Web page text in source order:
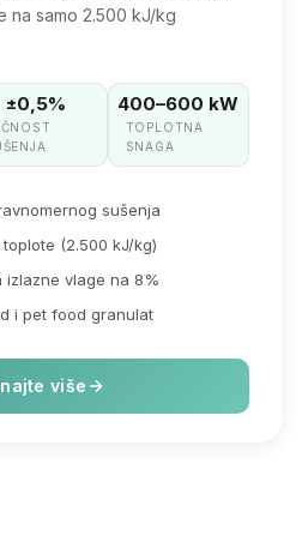
na samo 2.500 kJ/kg
±0,5% 400–600 kW
TOPLOTNA
SNAGA
sušenja
(2.500 kJ/kg)
izlazne vlage na 8%
i pet food granulat
više